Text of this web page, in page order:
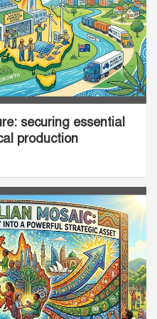
securing essential
production